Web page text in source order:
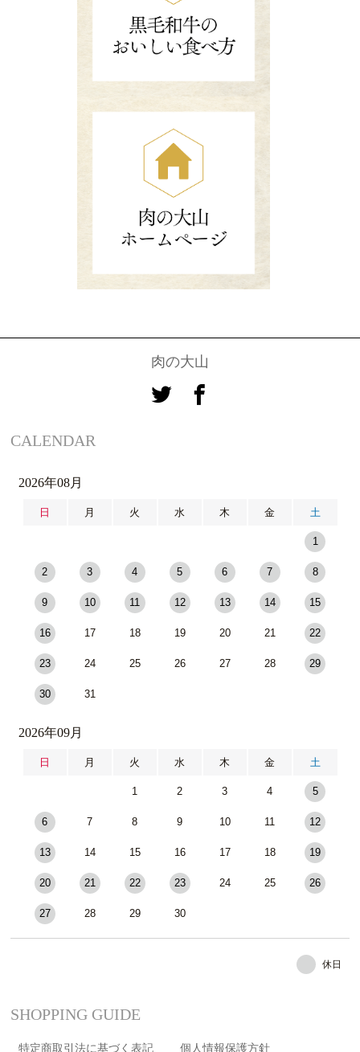
肉の大山
CALENDAR
2026年08月
日 月 火 水 木 金 土
1
2 3 4 5 6 7 8
9 10 11 12 13 14 15
16 17 18 19 20 21 22
23 24 25 26 27 28 29
30 31
2026年09月
日 月 火 水 木 金 土
1 2 3 4 5
6 7 8 9 10 11 12
13 14 15 16 17 18 19
20 21 22 23 24 25 26
27 28 29 30
休日
SHOPPING GUIDE
特定商取引法に基づく表記 個人情報保護方針